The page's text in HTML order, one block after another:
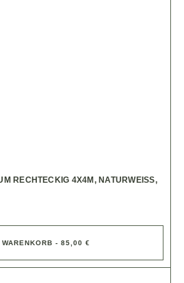
RECHTECKIG 4X4M, NATURWEISS, A
WARENKORB - 85,00 €